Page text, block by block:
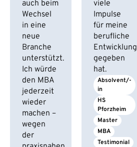
auch beim
Wechsel
in eine
neue
Branche
unterstützt.
Ich würde
den MBA
jederzeit
wieder
machen –
wegen
der
viele
Impulse
für meine
berufliche
Entwicklung
gegeben
hat.
Absolvent/-
in
HS
Pforzheim
Master
MBA
Testimonial